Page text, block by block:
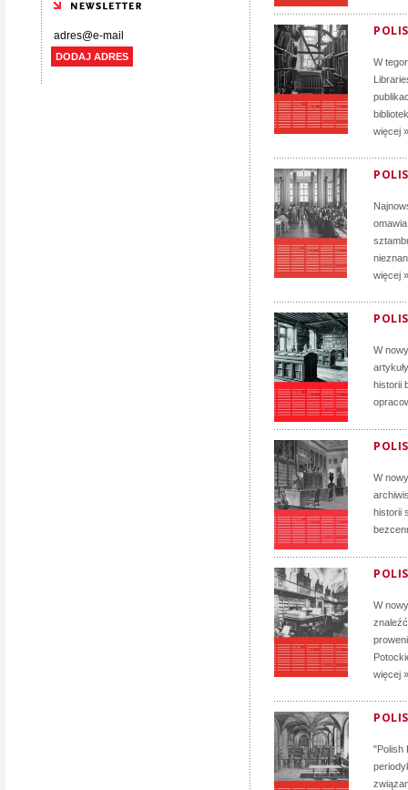
DODAJ ADRES
W
więcej »
więcej »
W
historii
W
historii
W
więcej »
"Polish